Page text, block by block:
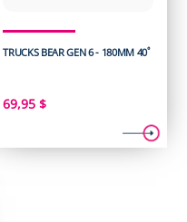
TRUCKS BEAR GEN 6 - 180MM 40˚
69,95$